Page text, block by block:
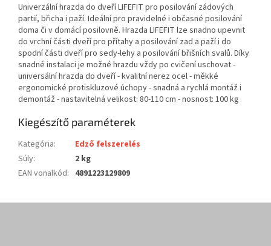
Univerzální hrazda do dveří LIFEFIT pro posilování zádových
partií, břicha i paží. Ideální pro pravidelné i občasné posilování
doma či v domácí posilovně. Hrazda LIFEFIT lze snadno upevnit
do vrchní části dveří pro přítahy a posilování zad a paží i do
spodní části dveří pro sedy-lehy a posilování břišních svalů. Díky
snadné instalaci je možné hrazdu vždy po cvičení uschovat -
universální hrazda do dveří - kvalitní nerez ocel - měkké
ergonomické protiskluzové úchopy - snadná a rychlá montáž i
demontáž - nastavitelná velikost: 80-110 cm - nosnost: 100 kg
Kiegészítő paraméterek
Kategória:
Edző felszerelés
Súly:
2 kg
EAN vonalkód: 4891223129809